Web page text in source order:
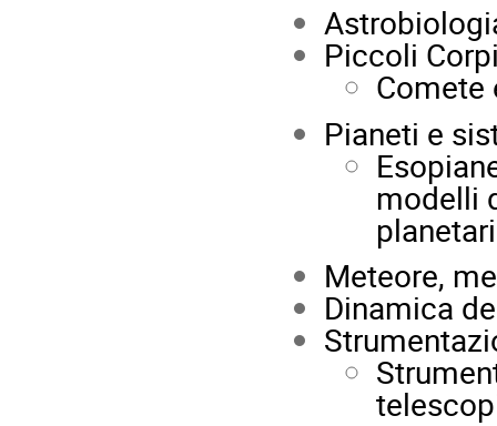
Piccoli
Comete
Pianeti e
modelli
planetari
Meteore,
Dinamica